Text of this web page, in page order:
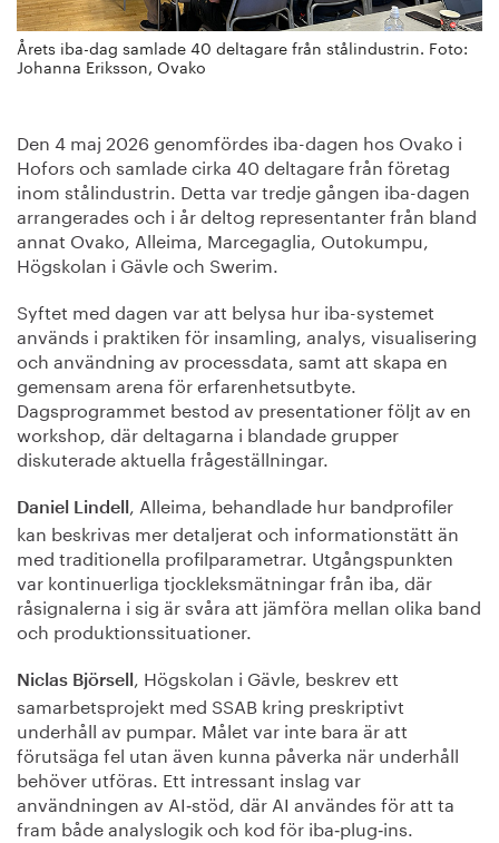
Årets iba-dag samlade 40 deltagare från stålindustrin. Foto:
Johanna Eriksson, Ovako
Den 4 maj 2026 genomfördes iba-dagen hos Ovako i
Hofors och samlade cirka 40 deltagare från företag
inom stålindustrin. Detta var tredje gången iba-dagen
arrangerades och i år deltog representanter från bland
annat Ovako, Alleima, Marcegaglia, Outokumpu,
Högskolan i Gävle och Swerim.
Syftet med dagen var att belysa hur iba-systemet
används i praktiken för insamling, analys, visualisering
och användning av processdata, samt att skapa en
gemensam arena för erfarenhetsutbyte.
Dagsprogrammet bestod av presentationer följt av en
workshop, där deltagarna i blandade grupper
diskuterade aktuella frågeställningar.
Daniel Lindell
, Alleima, behandlade hur bandprofiler
kan beskrivas mer detaljerat och informationstätt än
med traditionella profilparametrar. Utgångspunkten
var kontinuerliga tjockleksmätningar från iba, där
råsignalerna i sig är svåra att jämföra mellan olika band
och produktionssituationer.
Niclas Björsell
, Högskolan i Gävle, beskrev ett
samarbetsprojekt med SSAB kring preskriptivt
underhåll av pumpar. Målet var inte bara är att
förutsäga fel utan även kunna påverka när underhåll
behöver utföras. Ett intressant inslag var
användningen av AI‑stöd, där AI användes för att ta
fram både analyslogik och kod för iba‑plug‑ins.